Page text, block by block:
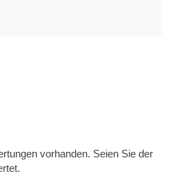
vorhanden. Seien Sie der